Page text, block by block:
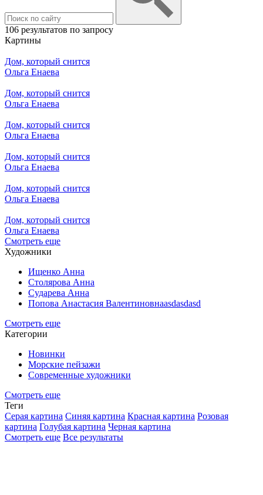
106 результатов по запросу
Картины
Дом, который снится
Ольга Енаева
Дом, который снится
Ольга Енаева
Дом, который снится
Ольга Енаева
Дом, который снится
Ольга Енаева
Дом, который снится
Ольга Енаева
Дом, который снится
Ольга Енаева
Смотреть еще
Художники
Ищенко Анна
Столярова Анна
Сударева Анна
Попова Анастасия Валентиновнаasdasdasd
Смотреть еще
Категории
Новинки
Морские пейзажи
Современные художники
Смотреть еще
Теги
Серая картина Синяя картина Красная картина Розовая
картина Голубая картина Черная картина
Смотреть еще Все результаты